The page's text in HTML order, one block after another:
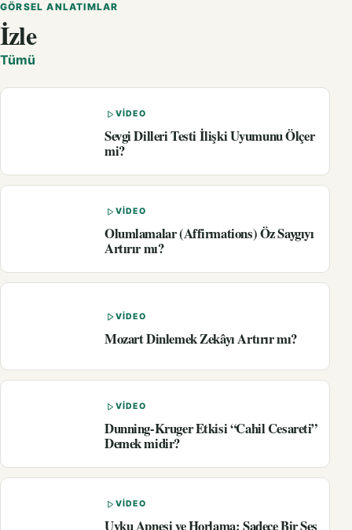
GÖRSEL ANLATIMLAR
İzle
Tümü
VIDEO
Sevgi Dilleri Testi İlişki Uyumunu Ölçer
mi?
VIDEO
Olumlamalar (Affirmations) Öz Saygıyı
Artırır mı?
VIDEO
Mozart Dinlemek Zekâyı Artırır mı?
VIDEO
Dunning-Kruger Etkisi “Cahil Cesareti”
Demek midir?
VIDEO
Uyku Apnesi ve Horlama: Sadece Bir Ses